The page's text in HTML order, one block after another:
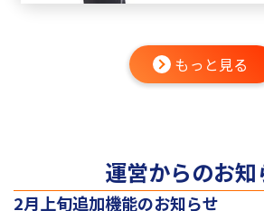
もっと見る
運営からのお知
2月上旬追加機能のお知らせ